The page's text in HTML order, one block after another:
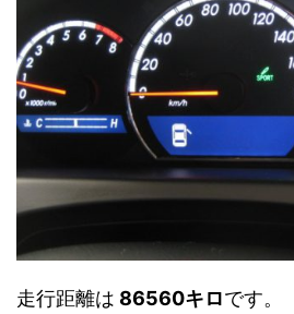
走行距離は 86560キロです。